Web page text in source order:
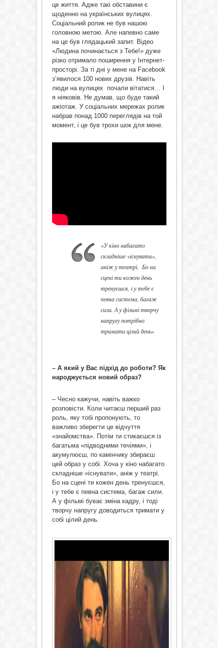
це життя. Адже такі обставини є
щоденно на українських вулицях.
Соціальний ролик не був нашою
головною метою. Але напевно саме
на це був глядацький запит. Відео
«Людина починається з Тебе!» дуже
різко отримало поширення у Інтернет-
просторі. За ті дні у мене на Facebook
з’явилося 100 нових друзів. Навіть
люди на вулицях почали вітатися… І
я ніяковів. Не думав, що буде такий
ажіотаж. У соціальних мережах ролик
набрав понад 1000 переглядів на той
момент, і це був трохи шок для мене.
«У кіно набагато
складніше «існувати»,
аніж у театрі. Бо на
сцені ти кожен день
тренуєшся, і у тебе є
певна система, багаж
сили. А у фільмі творчу
напругу потрібно
тримати цілий день»
– А який у Вас підхід до роботи? Як
народжується новий образ?
– Чесно кажучи, навіть важко
розповісти. Коли читаєш перший раз
роль, яку тобі пропонують, то
важливо зберегти це відчуття
«знайомства». Потім ти стикаєшся із
багатьма «підводними течіями», і
акумулюєш, по камінчику збираєш
цей образ у собі. Хоча у кіно набагато
складніше «існувати», аніж у театрі.
Бо на сцені ти кожен день тренуєшся,
і у тебе є певна система, багаж сили.
А у фільмі буває зміна кадру, і тоді
творчу напругу доводиться тримати у
собі цілий день.